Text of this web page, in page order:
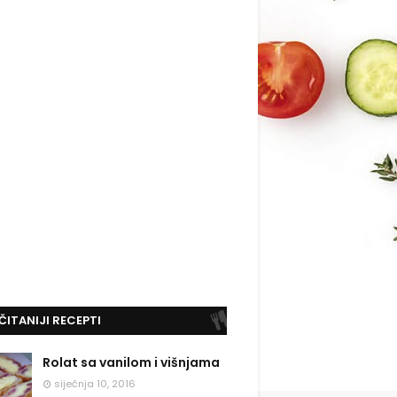
RECEPTI
Rolat sa vanilom i višnjama
siječnja 10, 2016